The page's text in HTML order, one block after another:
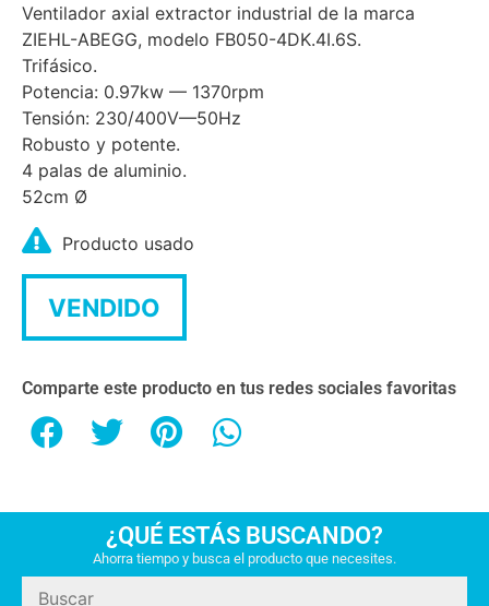
Ventilador axial extractor industrial de la marca
ZIEHL-ABEGG, modelo FB050-4DK.4I.6S.
Trifásico.
Potencia: 0.97kw — 1370rpm
Tensión: 230/400V—50Hz
Robusto y potente.
4 palas de aluminio.
52cm Ø
Producto usado
VENDIDO
Comparte este producto en tus redes sociales favoritas
¿QUÉ ESTÁS BUSCANDO?
Ahorra tiempo y busca el producto que necesites.